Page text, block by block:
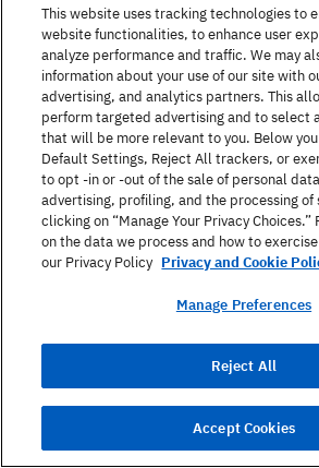
especialmente fáciles de complacer.
laboral de 9 a 5 sólo existe en
Los idiomas utilizados para los
trabajo, los superiores y los
probablemente diferentes.
En Estados Unidos, probablemente
por su nombre de pila, como «¡Hola
Digamos que Aretha Murphy es
de trabajo subalternos la saluden: «
¡buenos días!). Suena un poco a
se puede decir de forma amistosa.
Significa 肩書社会 (かたがきしゃか
This website uses tracking technologies to
website functionalities, to enhance user
analyze performance and traffic. We may
information about your use of our site with
advertising, and analytics partners. This
perform targeted advertising and to select
that will be more relevant to you. Below
Default Settings, Reject All trackers, or
to opt -in or -out of the sale of personal
advertising, profiling, and the processing of
clicking on “Manage Your Privacy
on the data we process and how to
our Privacy Policy Privacy and Cookie
Manage Preferences
Reject All
Accept Cookies